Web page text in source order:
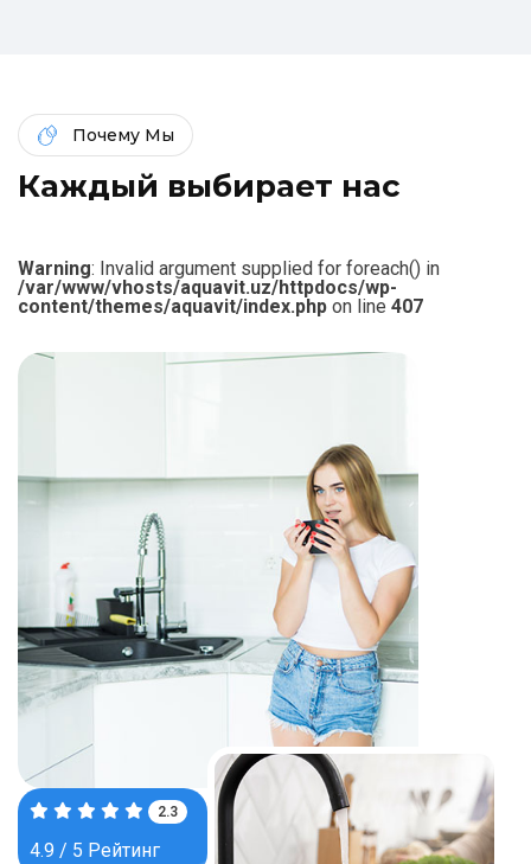
Почему Мы
Каждый выбирает нас
Warning: Invalid argument supplied for foreach() in
/var/www/vhosts/aquavit.uz/httpdocs/wp-
content/themes/aquavit/index.php on line 407
3.7
4.9 / 5 Рейтинг